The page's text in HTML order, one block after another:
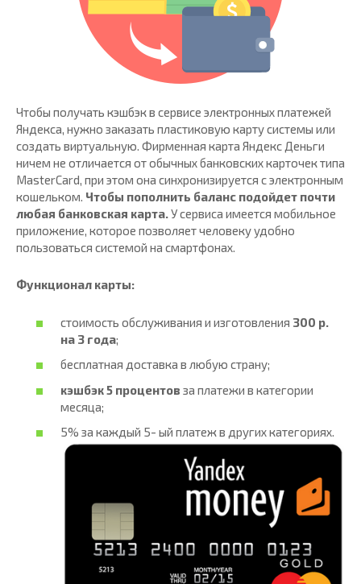
Чтобы получать кэшбэк в сервисе электронных платежей
Яндекса, нужно заказать пластиковую карту системы или
создать виртуальную. Фирменная карта Яндекс Деньги
ничем не отличается от обычных банковских карточек типа
MasterCard, при этом она синхронизируется с электронным
кошельком. Чтобы пополнить баланс подойдет почти
любая банковская карта.У сервиса имеется мобильное
приложение, которое позволяет человеку удобно
пользоваться системой на смартфонах.
Функционал карты:
стоимость обслуживания и изготовления 300 р.
на 3 года;
бесплатная доставка в любую страну;
кэшбэк 5 процентов за платежи в категории
месяца;
5% за каждый 5- ый платеж в других категориях.